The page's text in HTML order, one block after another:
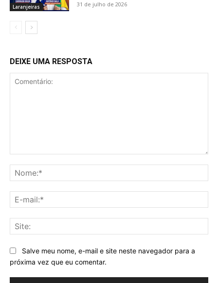
Laranjeiras 31 de julho de 2026
DEIXE UMA RESPOSTA
Salve meu nome, e-mail e site neste navegador para a
próxima vez que eu comentar.